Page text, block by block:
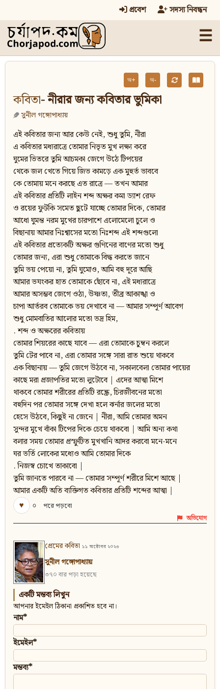
প্রবেশ সদস্য নিবন্ধন
☰
অ+ অ-
কবিতা- নীরার জন্য কবিতার ভুমিকা
সুনীল গঙ্গোপাধ্যায়
এই কবিতার জন্য আর কেউ নেই, শুধু তুমি, নীরা
এ কবিতার মধ্যরাত্রে তোমার নিভৃত মুখ লক্ষ্য করে
ঘুমের ভিতরে তুমি আচমকা জেগে উঠে টিপয়ের
থেকে জল খেতে গিয়ে জিভ কামড়ে এক মুহুর্ত ভাববে
কে তোমায় মনে করছে এত রাত্রে — তখন আমার
এই কবিতার প্রতিটি লাইন শব্দ অক্ষর কমা ড্যাশ রেফ
ও রয়ের ফুটকি সমেত ছুটে যাচ্ছে তোমার দিকে, তোমার
আধো ঘুমন্ত নরম মুখের চারপাশে এলোমেলো চুলে ও
বিছানায় আমার নিঃশ্বাসের মতো নিঃশব্দ এই শব্দগুলো
এই কবিতার প্রত্যেকটি অক্ষর গুণিনের বাণের মতো শুধু
তোমার জন্য, এরা শুধু তোমাকে বিদ্ধ করতে জানে
তুমি ভয় পেয়ো না, তুমি ঘুমোও, আমি বহু দূরে আছি
আমার ভযংকর হাত তোমাকে ছোঁবে না, এই মধ্যরাত্রে
আমার অসম্ভব জেগে ওঠা, উষ্ণতা, তীব্র আকাঙ্খা ও
চাপা আর্তরব তোমাকে ভয় দেখাবে না — আমার সম্পূর্ণ আবেগ
শুধু মোমবাতির আলোর মতো ভদ্র হিম,
. শব্দ ও অক্ষরের কবিতায়
তোমার শিয়রের কাছে যাবে — এরা তোমাকে চুম্বন করলে
তুমি টের পাবে না, এরা তোমার সঙ্গে সারা রাত শুয়ে থাকবে
এক বিছানায় — তুমি জেগে উঠবে না, সকালবেলা তোমার পায়ের
কাছে মরা প্রজাপতির মতো লুটোবে | এদের আত্মা মিশে
থাকবে তোমার শরীরের প্রতিটি রন্ধ্রে, চিরজীবনের মতো
বহুদিন পর তোমার সঙ্গে দেখা হলে ঝর্নার জলের মতো
হেসে উঠবে, কিছুই না জেনে | নীরা, আমি তোমার অমন
সুন্দর মুখে বাঁকা টিপের দিকে চেয়ে থাকবো | আমি অন্য কথা
বলার সময় তোমার প্রস্ফুটিত মুখখানি আদর করবো মনে-মনে
ঘর ভর্তি লোকের মধ্যেও আমি তোমার দিকে
. নিজস্ব চোখে তাকাবো |
তুমি জানতে পারবে না — তোমার সম্পূর্ণ শরীরে মিশে আছে |
আমার একটি অতি ব্যক্তিগত কবিতার প্রতিটি শব্দের আত্মা |
♥
০ পরে পড়বো
অভিযোগ
প্রেমের কবিতা ১১ অক্টোবর ২০২৩
সুনীল গঙ্গোপাধ্যায়
৩৭০ বার পড়া হয়েছে
একটি মন্তব্য লিখুন
আপনার ইমেইল ঠিকানা প্রকাশিত হবে না।
নাম*
ইমেইল*
মন্তব্য*